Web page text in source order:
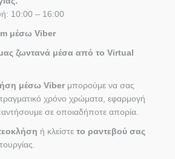
10:00 – 16:00
μέσω Viber
ζωντανά μέσα από το Virtual
μέσω Viber μπορούμε να σας
χρόνο χρώματα, εφαρμογή
σε οποιαδήποτε απορία.
ή κλείστε το ραντεβού σας